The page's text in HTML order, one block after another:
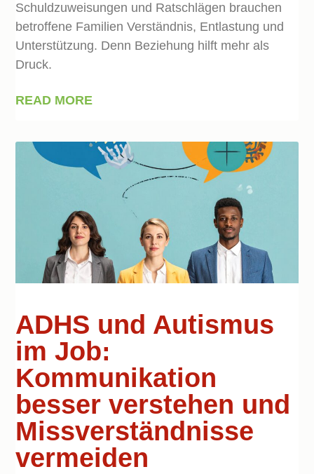
Schuldzuweisungen und Ratschlägen brauchen
betroffene Familien Verständnis, Entlastung und
Unterstützung. Denn Beziehung hilft mehr als
Druck.
READ MORE
ADHS und Autismus
im Job:
Kommunikation
besser verstehen und
Missverständnisse
vermeiden